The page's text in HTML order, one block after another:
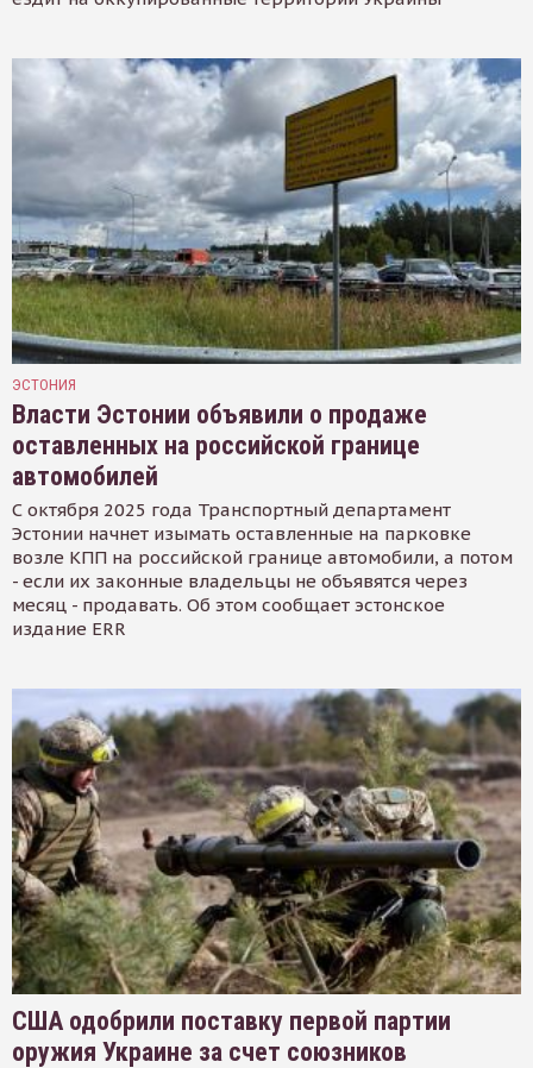
ЭСТОНИЯ
Власти Эстонии объявили о продаже
оставленных на российской границе
автомобилей
С октября 2025 года Транспортный департамент
Эстонии начнет изымать оставленные на парковке
возле КПП на российской границе автомобили, а потом
- если их законные владельцы не объявятся через
месяц - продавать. Об этом сообщает эстонское
издание ERR
США одобрили поставку первой партии
оружия Украине за счет союзников